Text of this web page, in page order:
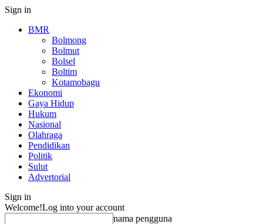
Sign in
BMR
Bolmong
Bolmut
Bolsel
Boltim
Kotamobagu
Ekonomi
Gaya Hidup
Hukum
Nasional
Olahraga
Pendidikan
Politik
Sulut
Advertorial
Sign in
Welcome!Log into your account
nama pengguna